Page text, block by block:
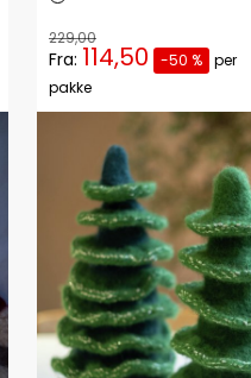
229,00
Fra: 114,50 -50 % per
pakke